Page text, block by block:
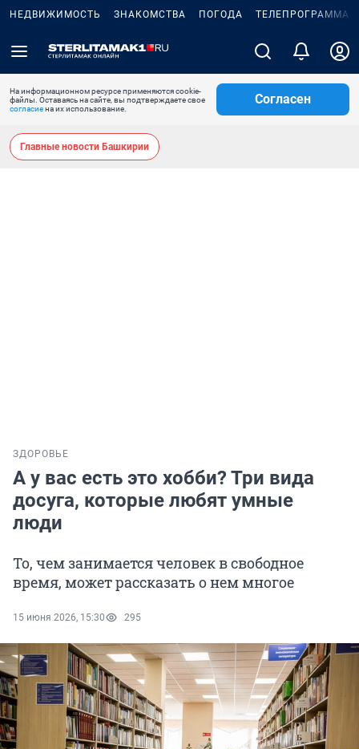
НЕДВИЖИМОСТЬ ЗНАКОМСТВА ПОГОДА ТЕЛЕПРОГРАММА
На информационном ресурсе применяются cookie-
файлы. Оставаясь на сайте, вы подтверждаете свое
согласиена их использование.
Согласен
Главные новости Башкирии
ЗДОРОВЬЕ
А у вас есть это хобби? Три вида
досуга, которые любят умные
люди
То, чем занимается человек в свободное
время, может рассказать о нем многое
15 июня 2026, 15:30 295